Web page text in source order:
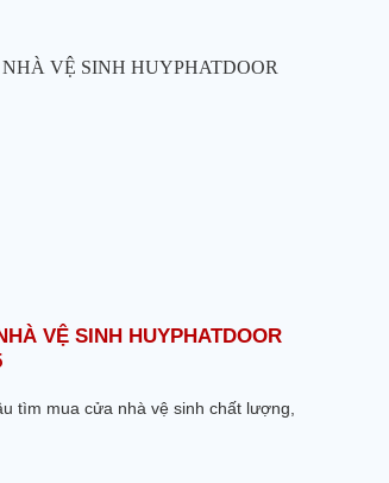
VỆ SINH HUYPHATDOOR
tìm mua cửa nhà vệ sinh chất lượng,